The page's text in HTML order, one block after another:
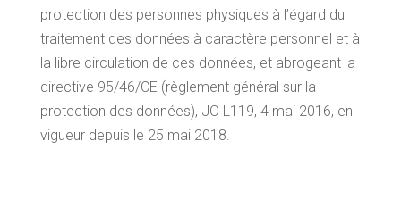
protection des personnes physiques à l’égard du
traitement des données à caractère personnel et à
la libre circulation de ces données, et abrogeant la
directive 95/46/CE (règlement général sur la
protection des données), JO L119, 4 mai 2016, en
vigueur depuis le 25 mai 2018.